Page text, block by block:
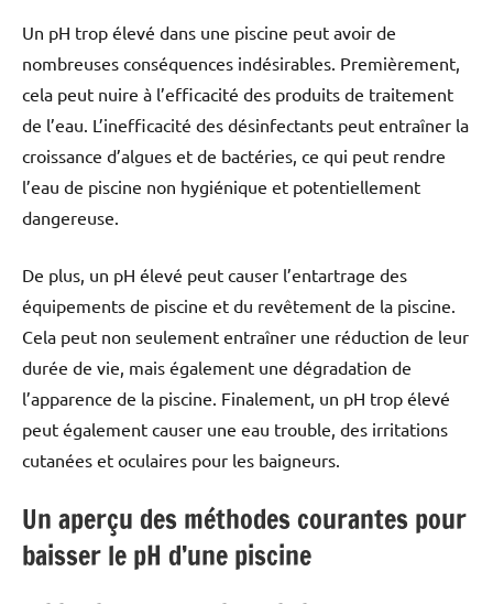
Un pH trop élevé dans une piscine peut avoir de
nombreuses conséquences indésirables. Premièrement,
cela peut nuire à l’efficacité des produits de traitement
de l’eau. L’inefficacité des désinfectants peut entraîner la
croissance d’algues et de bactéries, ce qui peut rendre
l’eau de piscine non hygiénique et potentiellement
dangereuse.
De plus, un pH élevé peut causer l’entartrage des
équipements de piscine et du revêtement de la piscine.
Cela peut non seulement entraîner une réduction de leur
durée de vie, mais également une dégradation de
l’apparence de la piscine. Finalement, un pH trop élevé
peut également causer une eau trouble, des irritations
cutanées et oculaires pour les baigneurs.
Un aperçu des méthodes courantes pour
baisser le pH d’une piscine